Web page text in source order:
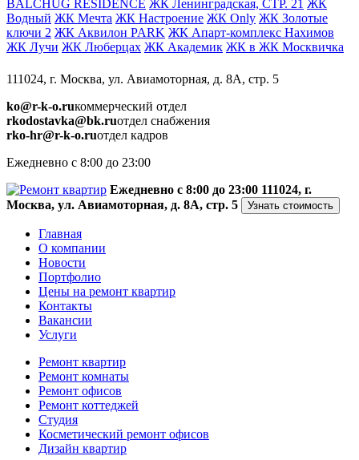
BALCHUG RESIDENCE ЖК Ленинградская, СТР. 21 ЖК
Водный ЖК Мечта ЖК Настроение ЖК Only ЖК Золотые
ключи 2 ЖК Аквилон PARK ЖК Апарт-комплекс Нахимов
ЖК Лучи ЖК Люберцах ЖК Академик ЖК в ЖК Москвичка
111024, г. Москва, ул. Авиамоторная, д. 8А, стр. 5
ko@r-k-o.ruкоммерческий отдел
rkodostavka@bk.ruотдел снабжения
rko-hr@r-k-o.ruотдел кадров
Ежедневно с 8:00 до 23:00
Ежедневно с 8:00 до 23:00 111024, г.
Москва, ул. Авиамоторная, д. 8А, стр. 5
Узнать стоимость
Главная
О компании
Новости
Портфолио
Цены на ремонт квартир
Контакты
Вакансии
Услуги
Ремонт квартир
Ремонт комнаты
Ремонт офисов
Ремонт коттеджей
Студия
Косметический ремонт офисов
Дизайн квартир